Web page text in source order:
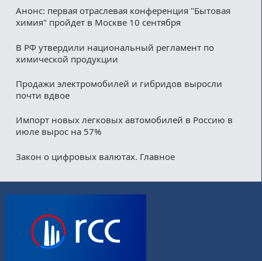
Анонс: первая отраслевая конференция "Бытовая
химия" пройдет в Москве 10 сентября
В РФ утвердили национальный регламент по
химической продукции
Продажи электромобилей и гибридов выросли
почти вдвое
Импорт новых легковых автомобилей в Россию в
июле вырос на 57%
Закон о цифровых валютах. Главное